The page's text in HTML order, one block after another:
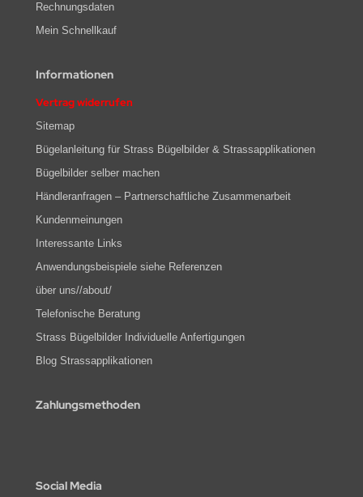
Rechnungsdaten
Mein Schnellkauf
Informationen
Vertrag widerrufen
Sitemap
Bügelanleitung für Strass Bügelbilder & Strassapplikationen
Bügelbilder selber machen
Händleranfragen – Partnerschaftliche Zusammenarbeit
Kundenmeinungen
Interessante Links
Anwendungsbeispiele siehe Referenzen
über uns//about/
Telefonische Beratung
Strass Bügelbilder Individuelle Anfertigungen
Blog Strassapplikationen
Zahlungsmethoden
Social Media